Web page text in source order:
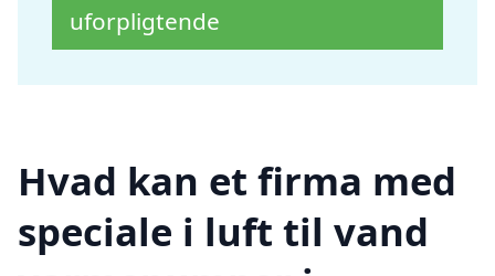
uforpligtende
Hvad kan et firma med
speciale i luft til vand